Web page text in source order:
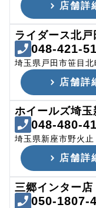
店舗詳
ライダース北戸
048-421-
埼玉県戸田市笹目
店舗詳
ホイールズ埼玉
048-480-
埼玉県新座市野火止
店舗詳
三郷インター店
050-1807-